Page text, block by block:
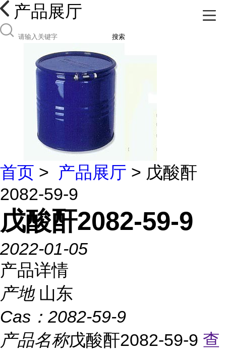
产品展厅
搜索
首页 > 产品展厅 > 戊酸酐
2082-59-9
戊酸酐2082-59-9
2022-01-05
产品详情
产地 山东
Cas： 2082-59-9
产品名称戊酸酐2082-59-9 查